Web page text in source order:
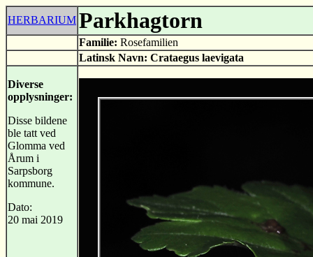
HERBARIUM Parkhagtorn
Familie: Rosefamilien
Latinsk Navn: Crataegus laevigata
Diverse
opplysninger:
Disse bildene
ble tatt ved
Glomma ved
Årum i
Sarpsborg
kommune.
Dato:
20 mai 2019